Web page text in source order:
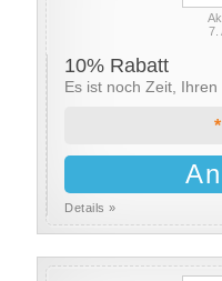
7.
10% Rabatt
Es ist noch Zeit,
Details »